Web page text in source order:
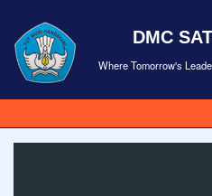
DMC
Where Tomorrow's